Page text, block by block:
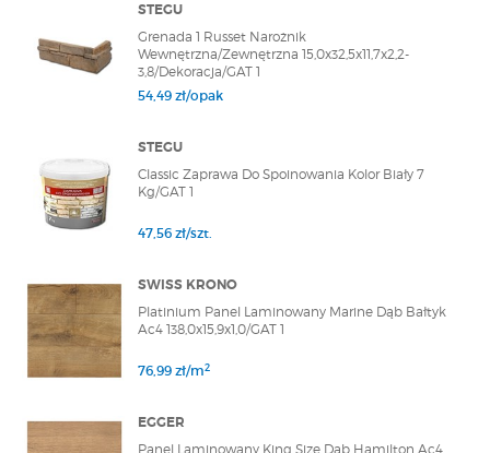
STEGU
Grenada 1 Russet Narożnik
Wewnętrzna/Zewnętrzna 15,0x32,5x11,7x2,2-
3,8/Dekoracja/GAT 1
54,49 zł/opak
STEGU
Classic Zaprawa Do Spoinowania Kolor Biały 7
Kg/GAT 1
47,56 zł/szt.
SWISS KRONO
Platinium Panel Laminowany Marine Dąb Bałtyk
Ac4 138,0x15,9x1,0/GAT 1
76,99 zł/m2
EGGER
Panel Laminowany King Size Dąb Hamilton Ac4